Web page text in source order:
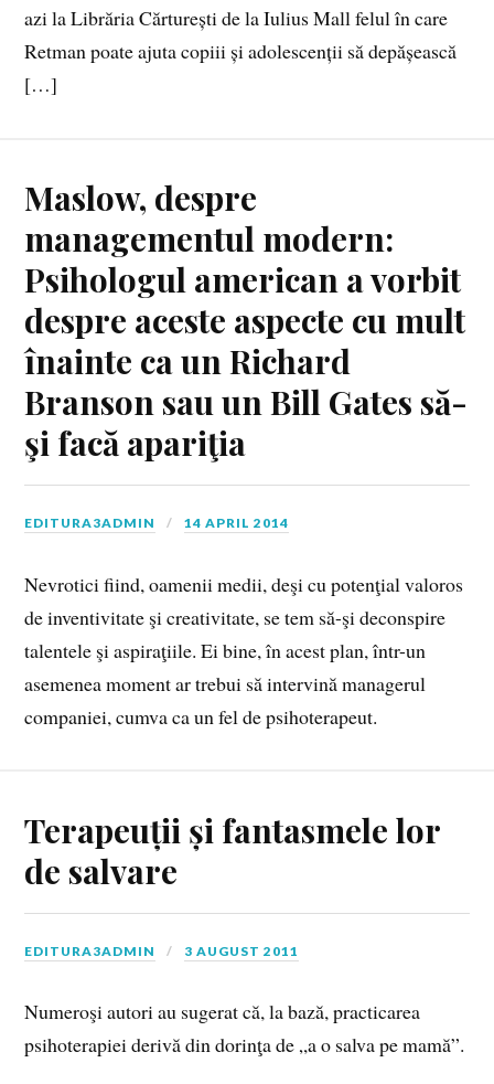
azi la Librăria Cărturești de la Iulius Mall felul în care
Retman poate ajuta copiii și adolescenții să depășească
[…]
Maslow, despre
managementul modern:
Psihologul american a vorbit
despre aceste aspecte cu mult
înainte ca un Richard
Branson sau un Bill Gates să-
şi facă apariţia
EDITURA3ADMIN 14 APRIL 2014
Nevrotici fiind, oamenii medii, deşi cu potenţial valoros
de inventivitate şi creativitate, se tem să-şi deconspire
talentele şi aspiraţiile. Ei bine, în acest plan, într-un
asemenea moment ar trebui să intervină managerul
companiei, cumva ca un fel de psihoterapeut.
Terapeuții și fantasmele lor
de salvare
EDITURA3ADMIN 3 AUGUST 2011
Numeroşi autori au sugerat că, la bază, practicarea
psihoterapiei derivă din dorinţa de „a o salva pe mamă”.